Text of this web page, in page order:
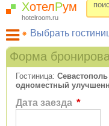
ХотелРум
hotelroom.ru
Выбрать
Гостиницы на
Гостиницы по
ХотелРум
Форма
Гостиница:
одноместный
Дата заезда *